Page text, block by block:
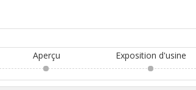
Aperçu Exposition d'usine